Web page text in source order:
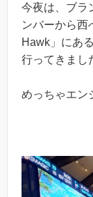
今夜は、ブラ
ンバーから西
Hawk」にあ
行ってきまし
めっちゃエン